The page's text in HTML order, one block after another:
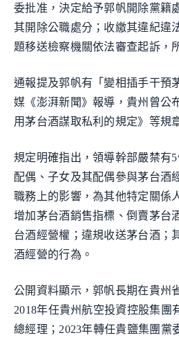
委批准，決定給予郭帆開除黨籍
其開除公職處分；收繳其違紀違
題移送檢察機關依法審查起訴，
通報提及郭帆有「變相插手干預
媒《澎湃新聞》報導，貴州曾公
用茅台酒謀取私利的規定》等規
規定明確指出，領導幹部嚴禁有
配偶、子女及其配偶參與茅台酒
職務上的影響，為其他特定關係
增加茅台酒銷售指標、倒賣茅台
台酒經營權；違規收送茅台酒；
酒經營的行為。
公開資料顯示，郭帆長期在貴州
2018年任貴州航空投資控股集團
總經理；2023年轉任貴鹽集團黨